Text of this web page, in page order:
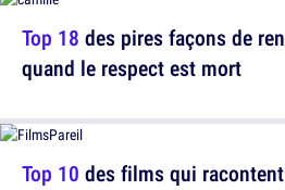
Top 18 des pires façons de
quand le respect est mort
Top 10 des films qui